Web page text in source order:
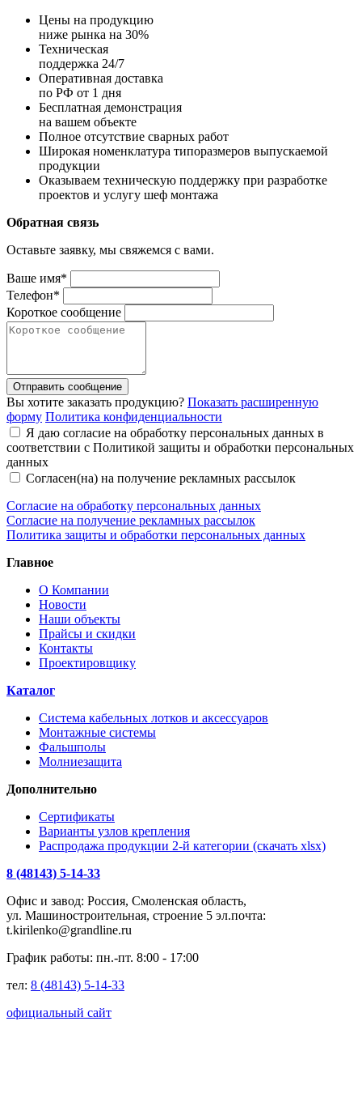
Цены на продукцию
ниже рынка на 30%
Техническая
поддержка 24/7
Оперативная доставка
по РФ от 1 дня
Бесплатная демонстрация
на вашем объекте
Полное отсутствие сварных работ
Широкая номенклатура типоразмеров выпускаемой
продукции
Оказываем техническую поддержку при разработке
проектов и услугу шеф монтажа
Обратная связь
Оставьте заявку, мы свяжемся с вами.
Ваше имя*
Телефон*
Короткое сообщение
Отправить сообщение
Вы хотите заказать продукцию? Показать расширенную
форму Политика конфиденциальности
Я даю согласие на обработку персональных данных в
соответствии с Политикой защиты и обработки персональных
данных
Согласен(на) на получение рекламных рассылок
Согласие на обработку персональных данных
Согласие на получение рекламных рассылок
Политика защиты и обработки персональных данных
Главное
О Компании
Новости
Наши объекты
Прайсы и скидки
Контакты
Проектировщику
Каталог
Система кабельных лотков и аксессуаров
Монтажные системы
Фальшполы
Молниезащита
Дополнительно
Сертификаты
Варианты узлов крепления
Распродажа продукции 2-й категории (скачать xlsx)
8 (48143) 5-14-33
Офис и завод: Россия, Смоленская область,
ул. Машиностроительная, строение 5 эл.почта:
t.kirilenko@grandline.ru
График работы: пн.-пт. 8:00 - 17:00
тел: 8 (48143) 5-14-33
официальный сайт